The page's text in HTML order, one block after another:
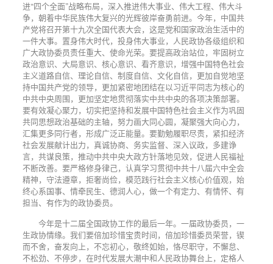
进“四个全面”战略布局，深入推进伟大事业、伟大工程、伟大斗
争，朝着中华民族伟大复兴的光辉彼岸奋勇前进。今年，中国共
产党将召开第十九次全国代表大会，这是党和国家政治生活中的
一件大事。置身伟大时代，投身伟大事业，人民政协各级组织和
广大政协委员责任重大、使命光荣。要提高政治站位，牢固树立
政治意识、大局意识、核心意识、看齐意识，增强中国特色社会
主义道路自信、理论自信、制度自信、文化自信，更加自觉地坚
持中国共产党的领导，更加紧密地团结在以习近平同志为核心的
中共中央周围，更加坚定地贯彻落实中共中央的各项决策部署。
要有效凝心聚力，切实把坚持和发展中国特色社会主义作为巩固
共同思想政治基础的主轴，努力画大同心圆，凝聚强大向心力，
汇集更多同行者，形成广泛正能量。要勤勉履职尽责，紧扣经济
社会发展献计出力，真诚协商、务实监督、深入议政，多建诤
言，共谋良策，推动中共中央大政方针落地见效，促进人民福祉
不断改善。要严格修身律己，认真学习贯彻中共十八届六中全会
精神，守法遵章，拒奢尚俭，模范践行社会主义核心价值观，始
终心系国事、情牵民生、德润人心，做一个有定力、有情怀、有
担当、有作为的政协委员。
今年是十二届全国政协工作的最后一年。一届政协委员，一
生政协情缘。我们要倍加珍惜宝贵时间，倍加珍惜委员荣誉，锲
而不舍，奋发向上，不忘初心，敬终如始，恪尽职守，不懈怠、
不松劲、不停步，在时代发展大潮中和人民政协舞台上，定格人